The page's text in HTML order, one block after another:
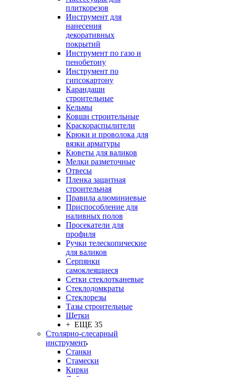
плиткорезов
Инструмент для
нанесения
декоративных
покрытий
Инструмент по газо и
пенобетону
Инструмент по
гипсокартону
Карандаши
строительные
Кельмы
Ковши строительные
Краскораспылители
Крюки и проволока для
вязки арматуры
Кюветы для валиков
Мелки разметочные
Отвесы
Пленка защитная
строительная
Правила алюминиевые
Приспособление для
наливных полов
Просекатели для
профиля
Ручки телескопические
для валиков
Серпянки
самоклеящиеся
Сетки стеклотканевые
Стеклодомкраты
Стеклорезы
Тазы строительные
Щетки
+ ЕЩЕ 35
Столярно-слесарный
инструмент
Станки
Стамески
Кирки